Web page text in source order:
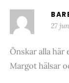
27
Önskar alla här
Margot hälsar